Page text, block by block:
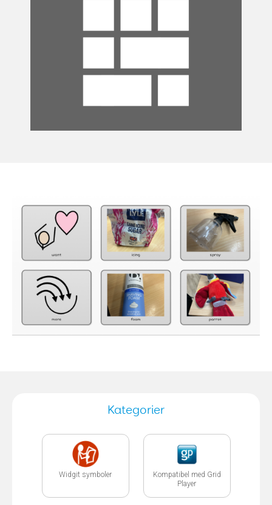
Kategorier
Widgit symboler
Kompatibel med Grid
Player